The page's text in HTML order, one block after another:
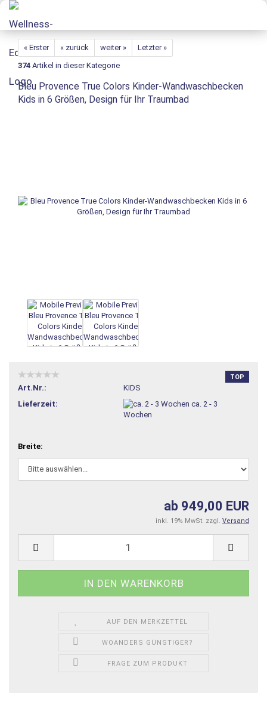
« Erster « zurück weiter »
Letzter »
374 Artikel in dieser Kategorie
Bleu Provence True Colors Kinder-Wandwaschbecken
Kids in 6 Größen, Design für Ihr Traumbad
TOP
Art.Nr.:
KIDS
Lieferzeit:
ca. 2 - 3
Wochen
Breite:
ab 949,00 EUR
inkl. 19% MwSt. zzgl. Versand
AUF DEN MERKZETTEL
WOANDERS GÜNSTIGER?
FRAGE ZUM PRODUKT